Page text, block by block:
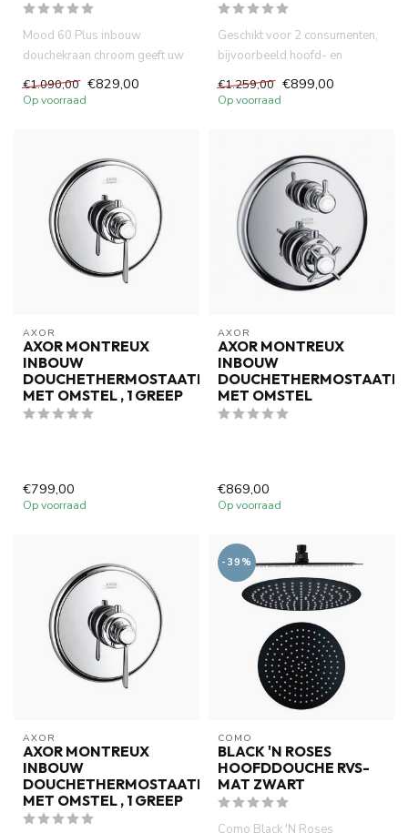
Mood 60 Plus inbouw
douchekraan chroom geeft uw
...
€1.090,00 €829,00
Op voorraad
Geschikt voor 2 consumenten,
bijvoorbeeld hoofd- en
€1.259,00 €899,00
Op voorraad
AXOR
AXOR MONTREUX
INBOUW
DOUCHETHERMOSTAATKRAAN
MET OMSTEL , 1 GREEP
€799,00
Op voorraad
AXOR
AXOR MONTREUX
INBOUW
MET OMSTEL
€869,00
Op voorraad
AXOR
AXOR MONTREUX
INBOUW
DOUCHETHERMOSTAATKRAAN
MET OMSTEL , 1 GREEP
-39%
COMO
BLACK 'N ROSES
HOOFDDOUCHE RVS-
MAT ZWART
Como Black 'N Roses